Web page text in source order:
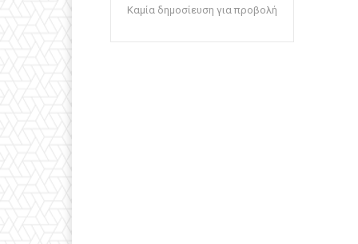
Καμία δημοσίευση για προβολή